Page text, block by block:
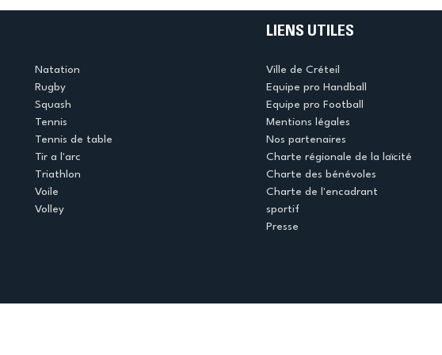
Natation
Rugby
Squash
Tennis
Tennis de table
Tir a l'arc
Triathlon
Voile
Volley
LIENS UTILES
Ville de Créteil
Equipe pro Handball
Equipe pro Football
Mentions légales
Nos partenaires
Charte régionale de la laïcité
Charte des bénévoles
Charte de l'encadrant
sportif
Presse